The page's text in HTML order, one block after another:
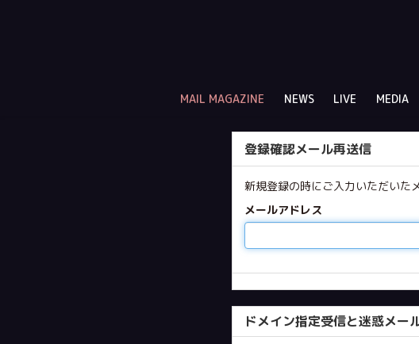
MAIL MAGAZINE NEWS LIVE MEDIA
登録確認メール再送信
新規登録の時にご入力いただいた
メールアドレス
ドメイン指定受信と迷惑メー